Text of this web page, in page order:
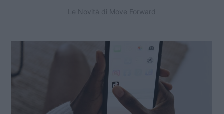
Le Novità di Move Forward